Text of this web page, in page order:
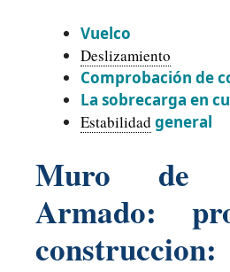
Vuelco
Deslizamiento
Comprobación de
La sobrecarga en
Estabilidad general
Muro de
Armado:
construccion: